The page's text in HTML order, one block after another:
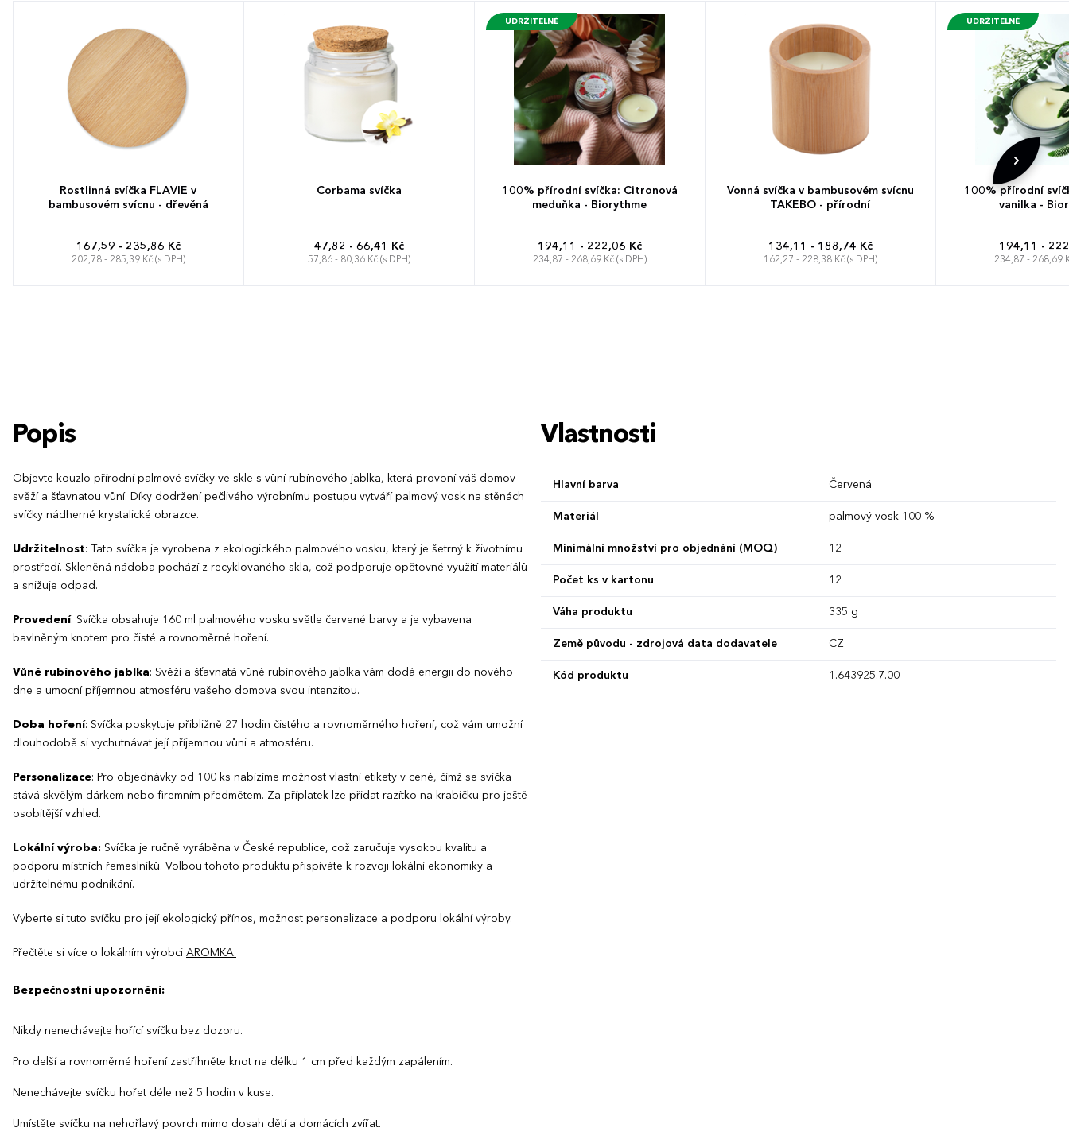
Rostlinná svíčka FLAVIE v
bambusovém svícnu - dřevěná
167,59 - 235,86 Kč
202,78 - 285,39 Kč (s DPH)
Corbama svíčka
47,82 - 66,41 Kč
57,86 - 80,36 Kč (s DPH)
UDRŽITELNÉ
100% přírodní svíčka: Citronová
meduňka - Biorythme
194,11 - 222,06 Kč
234,87 - 268,69 Kč (s DPH)
Vonná svíčka v bambusovém svícnu
TAKEBO - přírodní
134,11 - 188,74 Kč
162,27 - 228,38 Kč (s DPH)
UDRŽITELNÉ
100% přírodní
vanilka -
194,11 -
234,87 - 268,69
Popis
Objevte kouzlo přírodní palmové svíčky ve skle s vůní rubínového jablka, která provoní váš domov
svěží a šťavnatou vůní. Díky dodržení pečlivého výrobnímu postupu vytváří palmový vosk na stěnách
svíčky nádherné krystalické obrazce.
Udržitelnost: Tato svíčka je vyrobena z ekologického palmového vosku, který je šetrný k životnímu
prostředí. Skleněná nádoba pochází z recyklovaného skla, což podporuje opětovné využití materiálů
a snižuje odpad.
Provedení: Svíčka obsahuje 160 ml palmového vosku světle červené barvy a je vybavena
bavlněným knotem pro čisté a rovnoměrné hoření.
Vůně rubínového jablka: Svěží a šťavnatá vůně rubínového jablka vám dodá energii do nového
dne a umocní příjemnou atmosféru vašeho domova svou intenzitou.
Doba hoření: Svíčka poskytuje přibližně 27 hodin čistého a rovnoměrného hoření, což vám umožní
dlouhodobě si vychutnávat její příjemnou vůni a atmosféru.
Personalizace: Pro objednávky od 100 ks nabízíme možnost vlastní etikety v ceně, čímž se svíčka
stává skvělým dárkem nebo firemním předmětem. Za příplatek lze přidat razítko na krabičku pro ještě
osobitější vzhled.
Lokální výroba: Svíčka je ručně vyráběna v České republice, což zaručuje vysokou kvalitu a
podporu místních řemeslníků. Volbou tohoto produktu přispíváte k rozvoji lokální ekonomiky a
udržitelnému podnikání.
Vyberte si tuto svíčku pro její ekologický přínos, možnost personalizace a podporu lokální výroby.
Přečtěte si více o lokálním výrobci AROMKA.
Bezpečnostní upozornění:
Nikdy nenechávejte hořící svíčku bez dozoru.
Pro delší a rovnoměrné hoření zastřihněte knot na délku 1 cm před každým zapálením.
Nenechávejte svíčku hořet déle než 5 hodin v kuse.
Umístěte svíčku na nehořlavý povrch mimo dosah dětí a domácích zvířat.
Vlastnosti
Hlavní barva Červená
Materiál palmový vosk 100 %
Minimální množství pro objednání (MOQ) 12
Počet ks v kartonu 12
Váha produktu 335 g
Země původu - zdrojová data dodavatele CZ
Kód produktu 1.643925.7.00